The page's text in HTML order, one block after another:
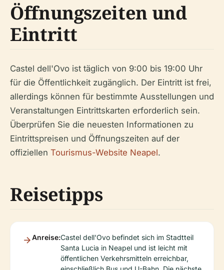
Öffnungszeiten und
Eintritt
Castel dell'Ovo ist täglich von 9:00 bis 19:00 Uhr
für die Öffentlichkeit zugänglich. Der Eintritt ist frei,
allerdings können für bestimmte Ausstellungen und
Veranstaltungen Eintrittskarten erforderlich sein.
Überprüfen Sie die neuesten Informationen zu
Eintrittspreisen und Öffnungszeiten auf der
offiziellen Tourismus-Website Neapel.
Reisetipps
Anreise:Castel dell'Ovo befindet sich im Stadtteil
Santa Lucia in Neapel und ist leicht mit
öffentlichen Verkehrsmitteln erreichbar,